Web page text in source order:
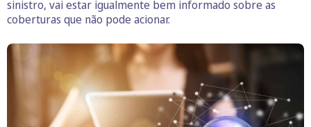
sinistro, vai estar igualmente bem informado sobre as
coberturas que não pode acionar.